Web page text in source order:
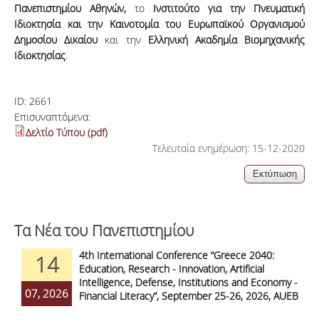
Πανεπιστημίου Αθηνών, το Ινστιτούτο για την Πνευματική
Ιδιοκτησία και την Καινοτομία του Ευρωπαϊκού Οργανισμού
Δημοσίου Δικαίου και την Ελληνική Ακαδημία Βιομηχανικής
Ιδιοκτησίας.
ID: 2661
Επισυναπτόμενα:
Δελτίο Τύπου (pdf)
Τελευταία ενημέρωση: 15-12-2020
Τα Νέα του Πανεπιστημίου
14
07, 2026
4th International Conference “Greece 2040:
Education, Research - Innovation, Artificial
Intelligence, Defense, Institutions and Economy -
Financial Literacy”, September 25-26, 2026, AUEB